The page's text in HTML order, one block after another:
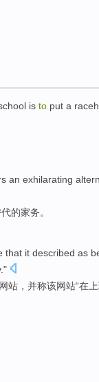
is to put a
an exhilarating
的家务。
that it described as
."
网站 ， 并称该网站“在